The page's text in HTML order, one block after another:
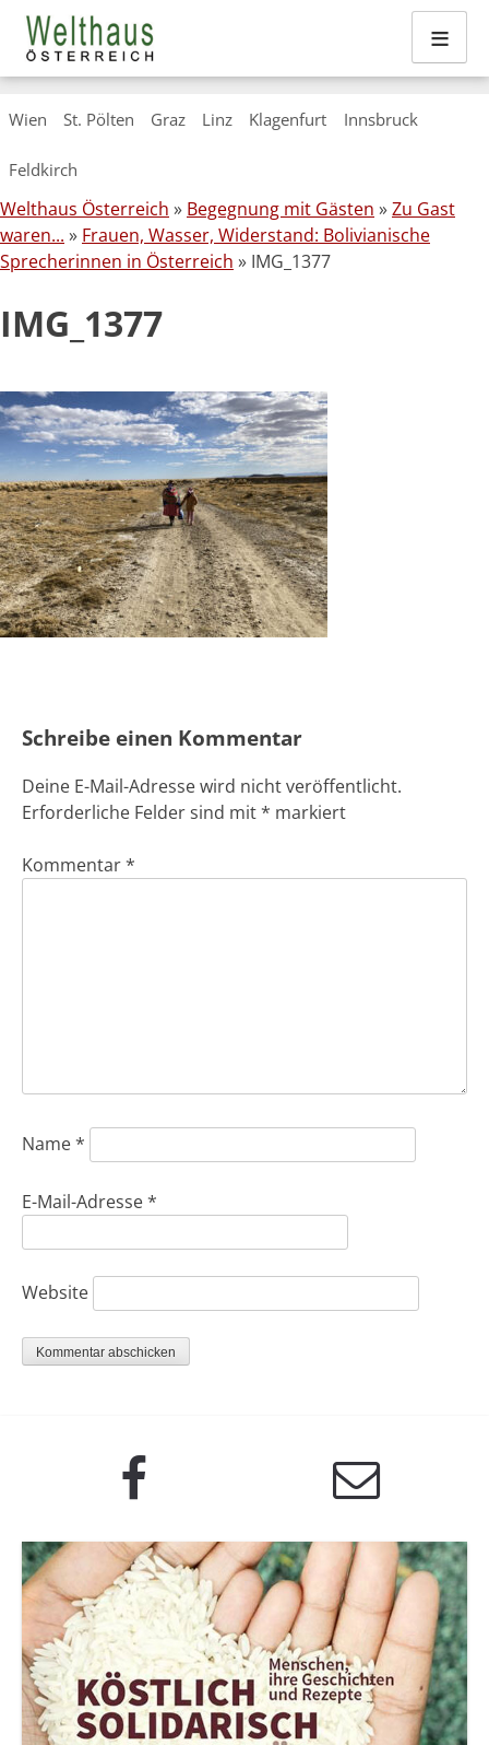
to
content
Wien St. Pölten Graz Linz Klagenfurt Innsbruck
Feldkirch
≡
Welthaus Österreich » Begegnung mit Gästen »Zu Gast
waren... » Frauen, Wasser, Widerstand: Bolivianische
Sprecherinnen in Österreich » IMG_1377
IMG_1377
Schreibe einen Kommentar
Deine E-Mail-Adresse wird nicht veröffentlicht.
Erforderliche Felder sind mit* markiert
Kommentar*
Name*
E-Mail-Adresse*
Website